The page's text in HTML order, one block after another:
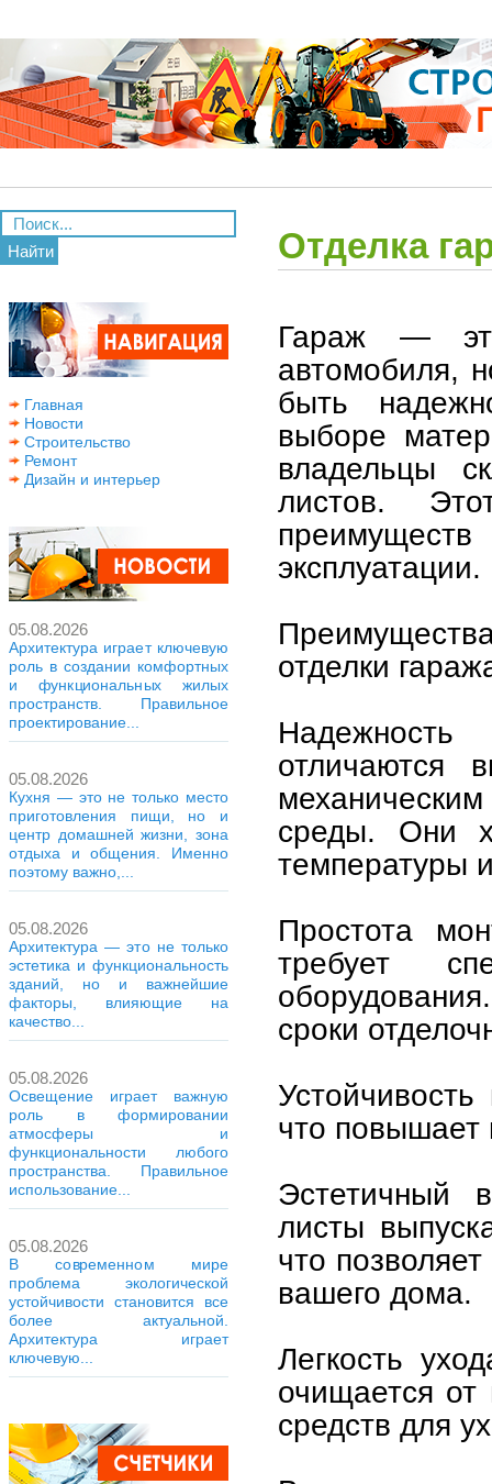
Найти
Главная
Новости
Строительство
Ремонт
Дизайн и интерьер
05.08.2026
Архитектура играет ключевую
роль в создании комфортных
и функциональных жилых
пространств. Правильное
проектирование...
05.08.2026
Кухня — это не только место
приготовления пищи, но и
центр домашней жизни, зона
отдыха и общения. Именно
поэтому важно,...
05.08.2026
Архитектура — это не только
эстетика и функциональность
зданий, но и важнейшие
факторы, влияющие на
качество...
05.08.2026
Освещение играет важную
роль в формировании
атмосферы и
функциональности любого
пространства. Правильное
использование...
05.08.2026
В современном мире
проблема экологической
устойчивости становится все
более актуальной.
Архитектура играет
ключевую...
Отделка
Гараж —
автомобиля,
быть
выборе
владельцы
листов.
эксплуатации.
отделки
отличаются
среды. Они
температуры
Простота
требует
сроки
что повышает
Эстетичный
листы
что
вашего дома.
Легкость
очищается от
средств для